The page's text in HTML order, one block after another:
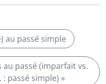
au passé simple
passé (imparfait vs.
passé simple) »